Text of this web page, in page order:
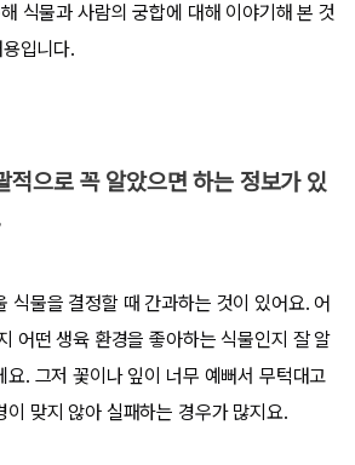
식물과 사람의 궁합에 대해 이야기해 본 것
용입니다.
적으로 꼭 알았으면 하는 정보가 있
식물을 결정할 때 간과하는 것이 있어요. 어
어떤 생육 환경을 좋아하는 식물인지 잘 알
요. 그저 꽃이나 잎이 너무 예뻐서 무턱대고
이 맞지 않아 실패하는 경우가 많지요.